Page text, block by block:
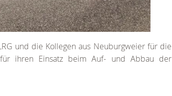
und die Kollegen aus Neuburgweier für die
ihren Einsatz beim Auf- und Abbau der